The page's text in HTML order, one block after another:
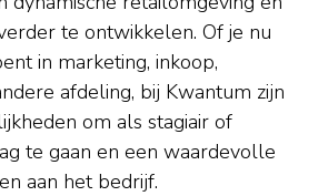
te ontwikkelen. Of je nu
in marketing, inkoop,
afdeling, bij Kwantum zijn
om als stagiair of
te gaan en een waardevolle
aan het bedrijf.